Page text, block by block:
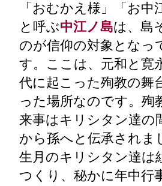
「おむかえ様」「お中
と呼ぶ中江ノ島は、島
のが信仰の対象となっ
す。ここは、元和と寛
代に起こった殉教の舞
った場所なのです。殉
来事はキリシタン達の
から孫へと伝承されま
生月のキリシタン達は
つくり、秘かに年中行